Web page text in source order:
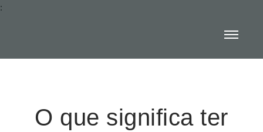
:
O que significa ter